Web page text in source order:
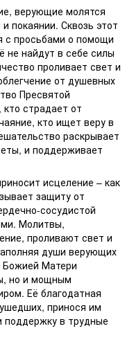
верующие молятся
покаянии. Сквозь этот
с просьбами о помощи
не найдут в себе силы
проливает свет и
от душевных
Пресвятой
страдает от
кто ищет веру в
раскрывает
и поддерживает
исцеление – как
защиту от
сосудистой
Молитвы,
проливают свет и
души верующих
Матери
но и мощным
Её благодатная
принося им
поддержку в трудные